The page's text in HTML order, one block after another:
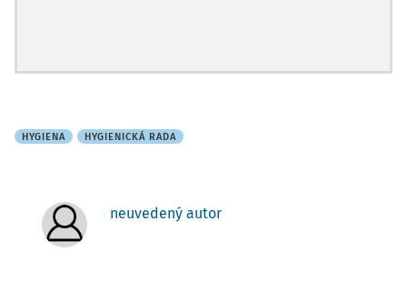
HYGIENA HYGIENICKÁ RADA
neuvedený autor